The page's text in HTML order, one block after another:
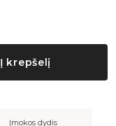
Į krepšelį
Įmokos dydis